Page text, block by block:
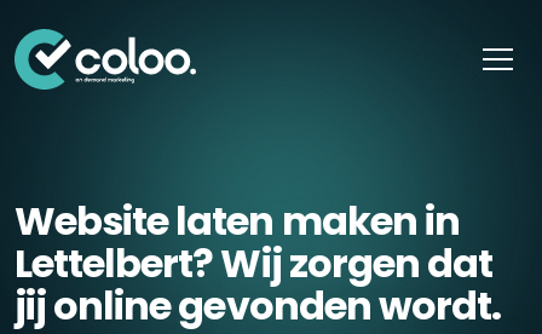
Website laten maken in
Lettelbert? Wij zorgen dat
jij online gevonden wordt.